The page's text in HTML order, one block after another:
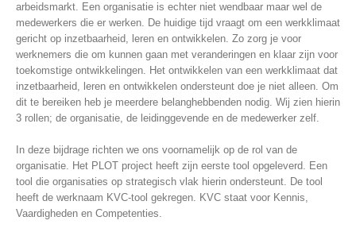
arbeidsmarkt. Een organisatie is echter niet wendbaar maar wel de
medewerkers die er werken. De huidige tijd vraagt om een werkklimaat
gericht op inzetbaarheid, leren en ontwikkelen. Zo zorg je voor
werknemers die om kunnen gaan met veranderingen en klaar zijn voor
toekomstige ontwikkelingen. Het ontwikkelen van een werkklimaat dat
inzetbaarheid, leren en ontwikkelen ondersteunt doe je niet alleen. Om
dit te bereiken heb je meerdere belanghebbenden nodig. Wij zien hierin
3 rollen; de organisatie, de leidinggevende en de medewerker zelf.
In deze bijdrage richten we ons voornamelijk op de rol van de
organisatie. Het PLOT project heeft zijn eerste tool opgeleverd. Een
tool die organisaties op strategisch vlak hierin ondersteunt. De tool
heeft de werknaam KVC-tool gekregen. KVC staat voor Kennis,
Vaardigheden en Competenties.